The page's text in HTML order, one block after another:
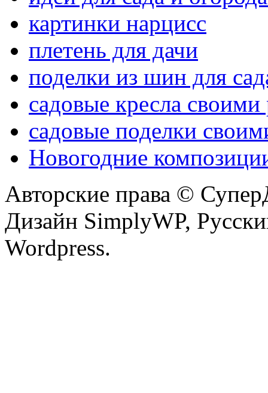
картинки нарцисс
плетень для дачи
поделки из шин для
садовые кресла
садовые поделки
Новогодние
Авторские права ©
Дизайн SimplyWP,
Wordpress.